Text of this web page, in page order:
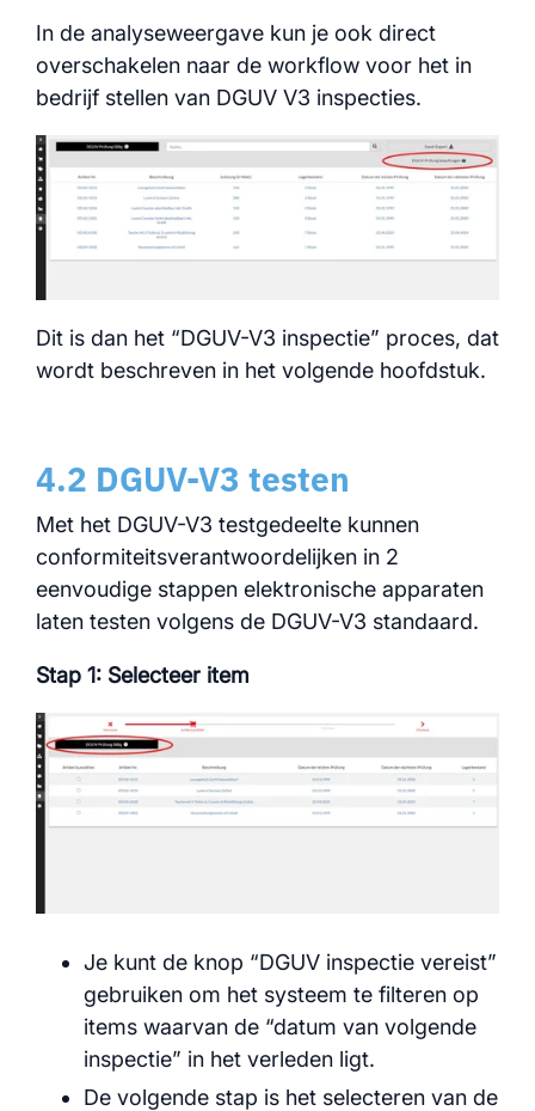
In de analyseweergave kun je ook direct
overschakelen naar de workflow voor het in
bedrijf stellen van DGUV V3 inspecties.
Dit is dan het “DGUV-V3 inspectie” proces, dat
wordt beschreven in het volgende hoofdstuk.
4.2 DGUV-V3 testen
Met het DGUV-V3 testgedeelte kunnen
conformiteitsverantwoordelijken in 2
eenvoudige stappen elektronische apparaten
laten testen volgens de DGUV-V3 standaard.
Stap 1: Selecteer item
Je kunt de knop “DGUV inspectie vereist”
gebruiken om het systeem te filteren op
items waarvan de “datum van volgende
inspectie” in het verleden ligt.
De volgende stap is het selecteren van de